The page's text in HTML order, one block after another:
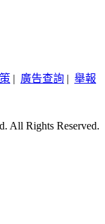
| 廣告查詢 | 舉報
All Rights Reserved.